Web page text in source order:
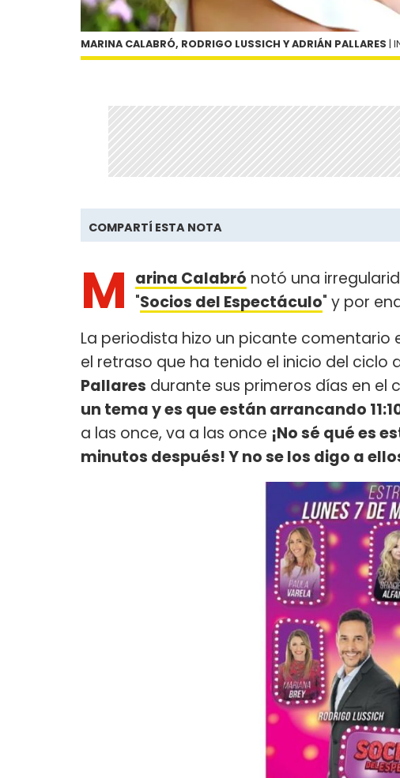
MARINA CALABRÓ, RODRIGO LUSSICH Y ADRIÁN PALLARES |
COMPARTÍ ESTA NOTA
M arina Calabró notó una
"Socios del Espectáculo" y por
La periodista hizo un picante comentario
el retraso que ha tenido el inicio del ciclo
Pallares durante sus primeros días en el
un tema y es que están arrancando
a las once, va a las once ¡No sé qué es
minutos después! Y no se los digo a